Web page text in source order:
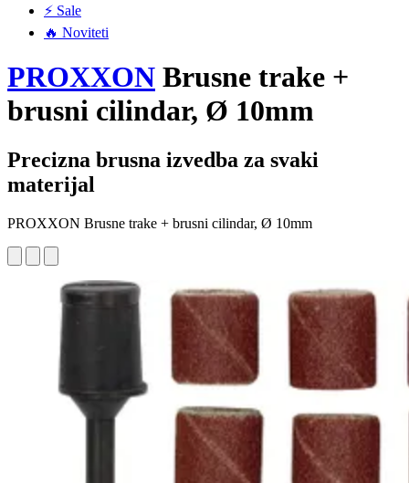
⚡ Sale
🔥 Noviteti
PROXXON Brusne trake +
brusni cilindar, Ø 10mm
Precizna brusna izvedba za svaki
materijal
PROXXON Brusne trake + brusni cilindar, Ø 10mm